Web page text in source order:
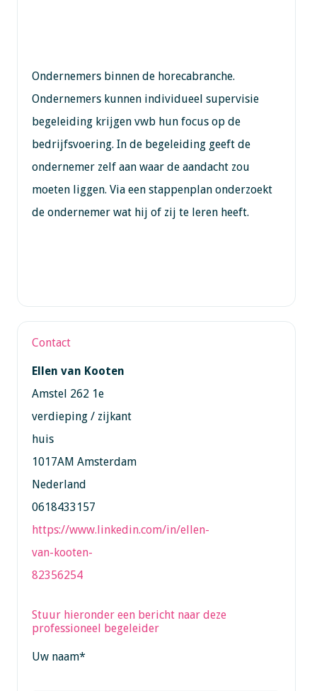
Ondernemers binnen de horecabranche.
Ondernemers kunnen individueel supervisie
begeleiding krijgen vwb hun focus op de
bedrijfsvoering. In de begeleiding geeft de
ondernemer zelf aan waar de aandacht zou
moeten liggen. Via een stappenplan onderzoekt
de ondernemer wat hij of zij te leren heeft.
Contact
Ellen van Kooten
Amstel 262 1e
verdieping / zijkant
huis
1017AM Amsterdam
Nederland
0618433157
https://www.linkedin.com/in/ellen-
van-kooten-
82356254
Stuur hieronder een bericht naar deze
professioneel begeleider
Uw naam*